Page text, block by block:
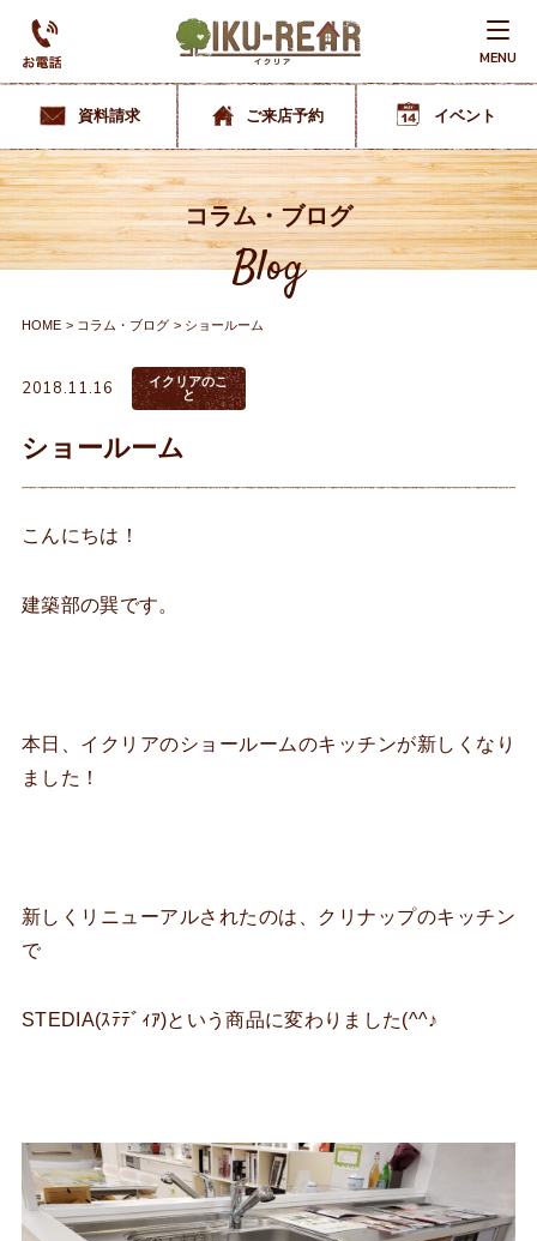
MENU
資料請求 ご来店予約 イベント
コラム・ブログ
Blog
HOME コラム・ブログ ショールーム
2018.11.16
イクリアのこ
と
ショールーム
こんにちは！
建築部の巽です。
本日、イクリアのショールームのキッチンが新しくなり
ました！
新しくリニューアルされたのは、クリナップのキッチン
で
STEDIA(ｽﾃﾃﾞｨｱ)という商品に変わりました(^^♪